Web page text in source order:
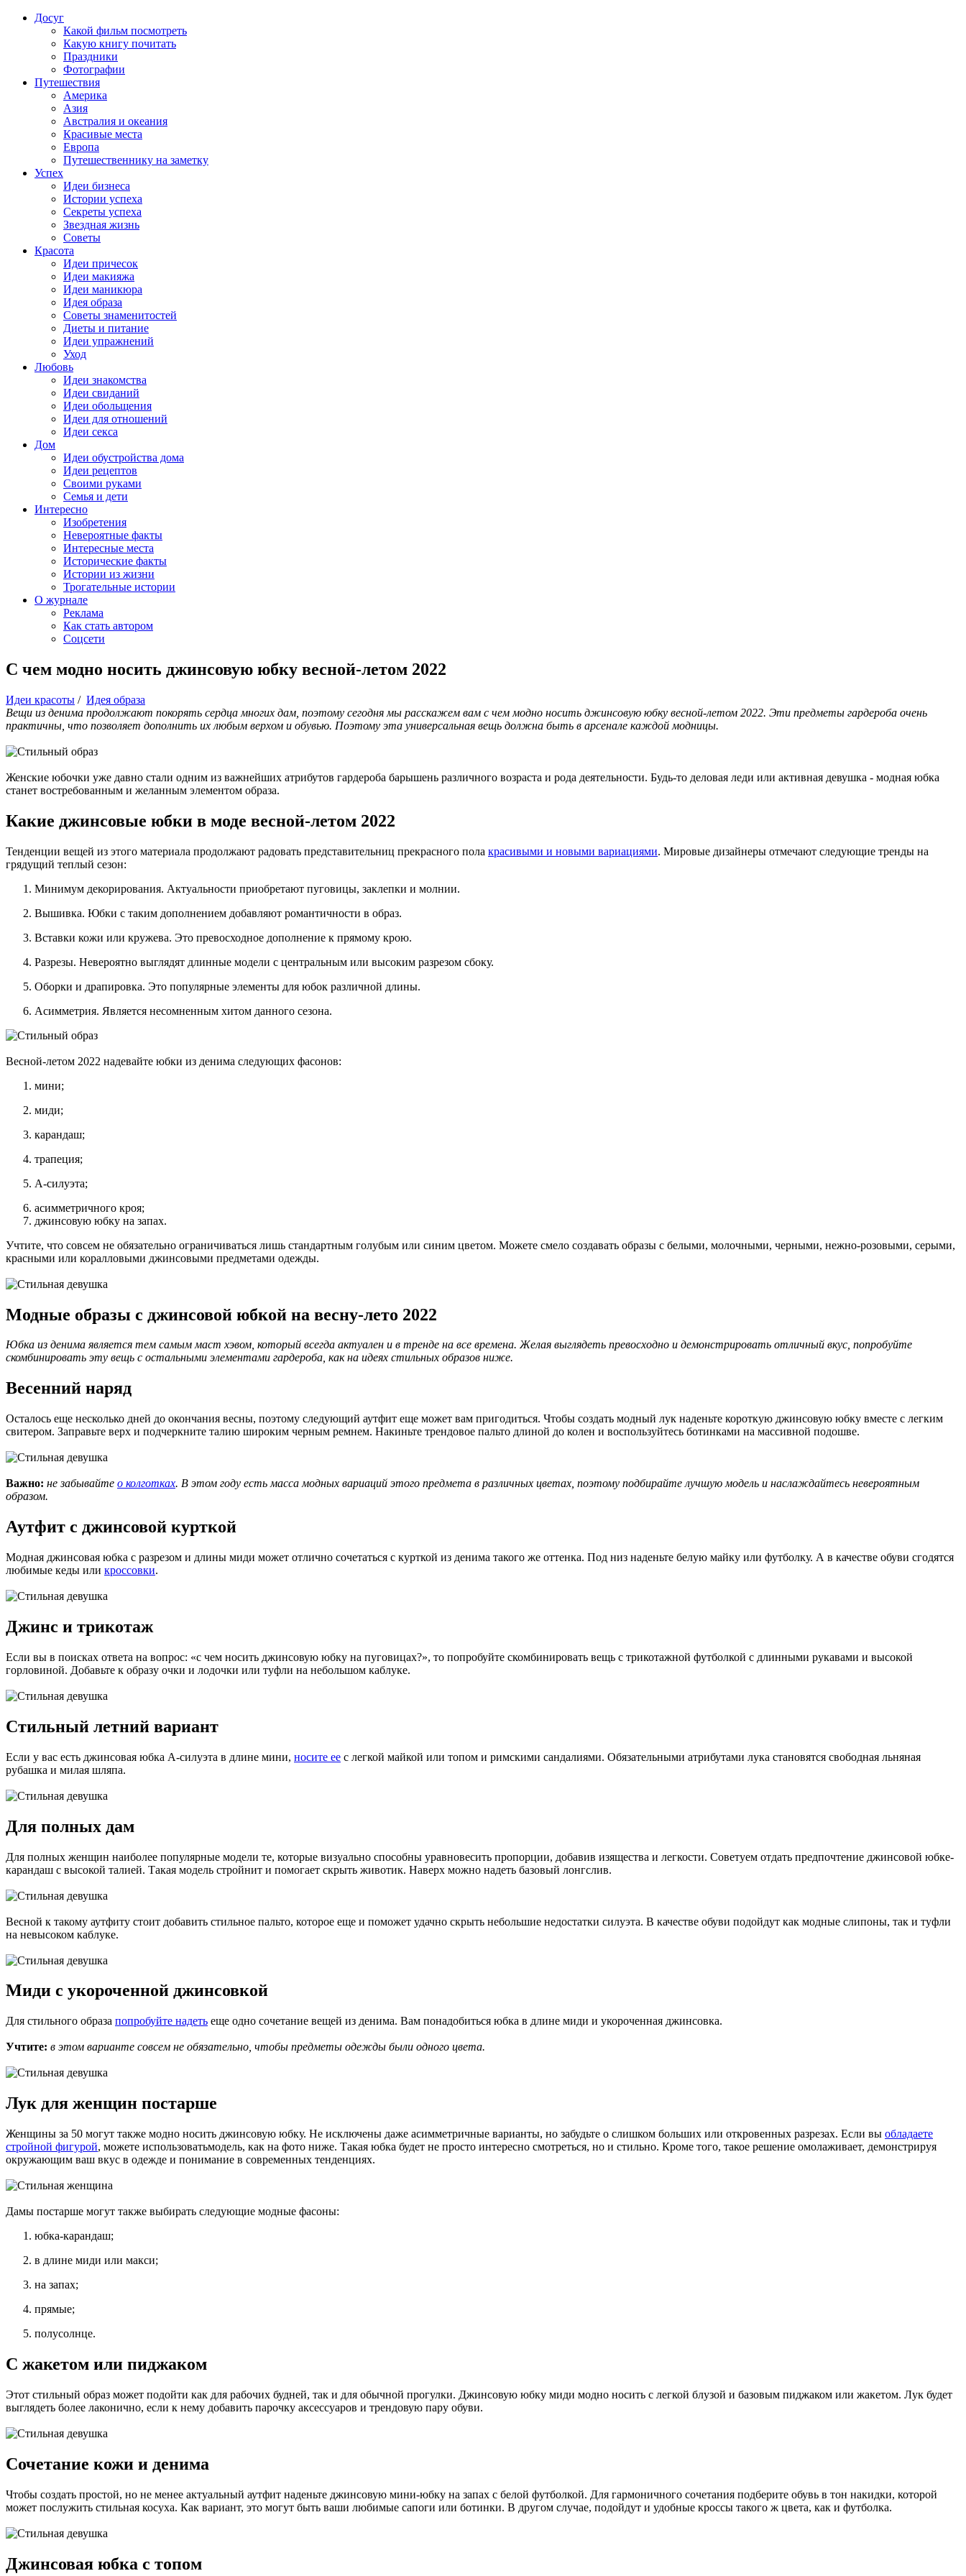
Досуг
Какой фильм посмотреть
Какую книгу почитать
Праздники
Фотографии
Путешествия
Америка
Азия
Австралия и океания
Красивые места
Европа
Путешественнику на заметку
Успех
Идеи бизнеса
Истории успеха
Секреты успеха
Звездная жизнь
Советы
Красота
Идеи причесок
Идеи макияжа
Идеи маникюра
Идея образа
Советы знаменитостей
Диеты и питание
Идеи упражнений
Уход
Любовь
Идеи знакомства
Идеи свиданий
Идеи обольщения
Идеи для отношений
Идеи секса
Дом
Идеи обустройства дома
Идеи рецептов
Своими руками
Семья и дети
Интересно
Изобретения
Невероятные факты
Интересные места
Исторические факты
Истории из жизни
Трогательные истории
О журнале
Реклама
Как стать автором
Соцсети
С чем модно носить джинсовую юбку весной-летом 2022
Идеи красоты / Идея образа
Вещи из денима продолжают покорять сердца многих дам, поэтому сегодня мы расскажем вам с чем модно носить джинсовую юбку весной-летом 2022. Эти предметы гардероба очень
практичны, что позволяет дополнить их любым верхом и обувью. Поэтому эта универсальная вещь должна быть в арсенале каждой модницы.
Женские юбочки уже давно стали одним из важнейших атрибутов гардероба барышень различного возраста и рода деятельности. Будь-то деловая леди или активная девушка - модная юбка
станет востребованным и желанным элементом образа.
Какие джинсовые юбки в моде весной-летом 2022
Тенденции вещей из этого материала продолжают радовать представительниц прекрасного пола красивыми и новыми вариациями. Мировые дизайнеры отмечают следующие тренды на
грядущий теплый сезон:
Минимум декорирования. Актуальности приобретают пуговицы, заклепки и молнии.
Вышивка. Юбки с таким дополнением добавляют романтичности в образ.
Вставки кожи или кружева. Это превосходное дополнение к прямому крою.
Разрезы. Невероятно выглядят длинные модели с центральным или высоким разрезом сбоку.
Оборки и драпировка. Это популярные элементы для юбок различной длины.
Асимметрия. Является несомненным хитом данного сезона.
Весной-летом 2022 надевайте юбки из денима следующих фасонов:
мини;
миди;
карандаш;
трапеция;
А-силуэта;
асимметричного кроя;
джинсовую юбку на запах.
Учтите, что совсем не обязательно ограничиваться лишь стандартным голубым или синим цветом. Можете смело создавать образы с белыми, молочными, черными, нежно-розовыми, серыми,
красными или коралловыми джинсовыми предметами одежды.
Модные образы с джинсовой юбкой на весну-лето 2022
Юбка из денима является тем самым маст хэвом, который всегда актуален и в тренде на все времена. Желая выглядеть превосходно и демонстрировать отличный вкус, попробуйте
скомбинировать эту вещь с остальными элементами гардероба, как на идеях стильных образов ниже.
Весенний наряд
Осталось еще несколько дней до окончания весны, поэтому следующий аутфит еще может вам пригодиться. Чтобы создать модный лук наденьте короткую джинсовую юбку вместе с легким
свитером. Заправьте верх и подчеркните талию широким черным ремнем. Накиньте трендовое пальто длиной до колен и воспользуйтесь ботинками на массивной подошве.
Важно: не забывайте о колготках. В этом году есть масса модных вариаций этого предмета в различных цветах, поэтому подбирайте лучшую модель и наслаждайтесь невероятным
образом.
Аутфит с джинсовой курткой
Модная джинсовая юбка с разрезом и длины миди может отлично сочетаться с курткой из денима такого же оттенка. Под низ наденьте белую майку или футболку. А в качестве обуви сгодятся
любимые кеды или кроссовки.
Джинс и трикотаж
Если вы в поисках ответа на вопрос: «с чем носить джинсовую юбку на пуговицах?», то попробуйте скомбинировать вещь с трикотажной футболкой с длинными рукавами и высокой
горловиной. Добавьте к образу очки и лодочки или туфли на небольшом каблуке.
Стильный летний вариант
Если у вас есть джинсовая юбка А-силуэта в длине мини, носите ее с легкой майкой или топом и римскими сандалиями. Обязательными атрибутами лука становятся свободная льняная
рубашка и милая шляпа.
Для полных дам
Для полных женщин наиболее популярные модели те, которые визуально способны уравновесить пропорции, добавив изящества и легкости. Советуем отдать предпочтение джинсовой юбке-
карандаш с высокой талией. Такая модель стройнит и помогает скрыть животик. Наверх можно надеть базовый лонгслив.
Весной к такому аутфиту стоит добавить стильное пальто, которое еще и поможет удачно скрыть небольшие недостатки силуэта. В качестве обуви подойдут как модные слипоны, так и туфли
на невысоком каблуке.
Миди с укороченной джинсовкой
Для стильного образа попробуйте надеть еще одно сочетание вещей из денима. Вам понадобиться юбка в длине миди и укороченная джинсовка.
Учтите: в этом варианте совсем не обязательно, чтобы предметы одежды были одного цвета.
Лук для женщин постарше
Женщины за 50 могут также модно носить джинсовую юбку. Не исключены даже асимметричные варианты, но забудьте о слишком больших или откровенных разрезах. Если вы обладаете
стройной фигурой, можете использоватьмодель, как на фото ниже. Такая юбка будет не просто интересно смотреться, но и стильно. Кроме того, такое решение омолаживает, демонстрируя
окружающим ваш вкус в одежде и понимание в современных тенденциях.
Дамы постарше могут также выбирать следующие модные фасоны:
юбка-карандаш;
в длине миди или макси;
на запах;
прямые;
полусолнце.
С жакетом или пиджаком
Этот стильный образ может подойти как для рабочих будней, так и для обычной прогулки. Джинсовую юбку миди модно носить с легкой блузой и базовым пиджаком или жакетом. Лук будет
выглядеть более лаконично, если к нему добавить парочку аксессуаров и трендовую пару обуви.
Сочетание кожи и денима
Чтобы создать простой, но не менее актуальный аутфит наденьте джинсовую мини-юбку на запах с белой футболкой. Для гармоничного сочетания подберите обувь в тон накидки, которой
может послужить стильная косуха. Как вариант, это могут быть ваши любимые сапоги или ботинки. В другом случае, подойдут и удобные кроссы такого ж цвета, как и футболка.
Джинсовая юбка с топом